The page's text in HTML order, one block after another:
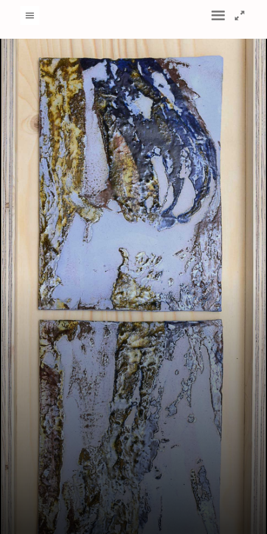
GSV_4566
GSV_4270
GSV_4268
GSV_4260
GSV_4257
GSV_4254